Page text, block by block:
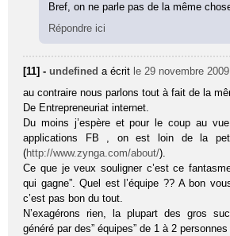
Bref, on ne parle pas de la même
Répondre ici
[11] -undefined a écrit le 29 novembre 2009
au contraire nous parlons tout à fait de la
De Entrepreneuriat internet.
Du moins j’espère et pour le coup au
applications FB , on est loin de la
(http://www.zynga.com/about/).
Ce que je veux souligner c’est ce
qui gagne”. Quel est l’équipe ?? A bon
c’est pas bon du tout.
N’exagérons rien, la plupart des gros
généré par des” équipes” de 1 à 2